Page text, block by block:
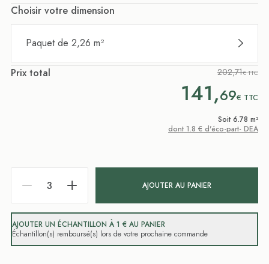
Choisir votre dimension
Paquet de 2,26 m²
Prix total 202,71€ TTC
141,69€ TTC
Soit 6.78 m²
dont 1.8 € d'éco-part- DEA
AJOUTER AU PANIER
AJOUTER UN ÉCHANTILLON À 1 € AU PANIER
Échantillon(s) remboursé(s) lors de votre prochaine commande